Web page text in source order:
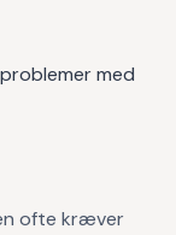
med
ofte kræver